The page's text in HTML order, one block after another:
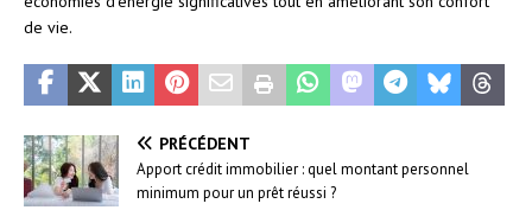
de vie.
PRÉCÉDENT
Apport crédit immobilier : quel montant personnel
minimum pour un prêt réussi ?